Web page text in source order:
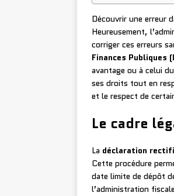
Découvrir une erreur
Heureusement,
corriger ces erreurs
Finances Publiques
avantage ou à celui
ses droits tout en
et le respect de
Le cadre
La déclaration
Cette procédure
date limite de dépôt
l’administration